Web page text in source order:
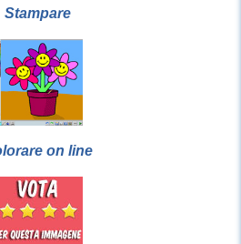
Stampare
on line